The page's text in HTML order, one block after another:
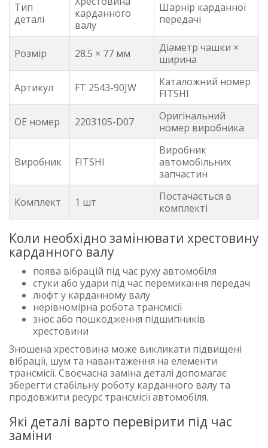
Тип
деталі
карданного
валу
Шарнір карданної
передачі
Розмір 28.5 × 77 мм
Діаметр чашки ×
ширина
Артикул FT 2543-90JW
Каталожний номер
FITSHI
OE номер 2203105-D07
Оригінальний
номер виробника
Виробник FITSHI
Виробник
автомобільних
запчастин
Комплект 1 шт
Постачається в
комплекті
Коли необхідно замінювати хрестовину
карданного валу
поява вібрацій під час руху автомобіля
стуки або удари під час перемикання передач
люфт у карданному валу
нерівномірна робота трансмісії
знос або пошкодження підшипників
хрестовини
Зношена хрестовина може викликати підвищені
вібрації, шум та навантаження на елементи
трансмісії. Своєчасна заміна деталі допомагає
зберегти стабільну роботу карданного валу та
продовжити ресурс трансмісії автомобіля.
Які деталі варто перевірити під час
заміни